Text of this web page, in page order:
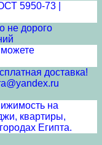
5950-73 |
не дорого
доставка!
на
квартиры,
Египта.